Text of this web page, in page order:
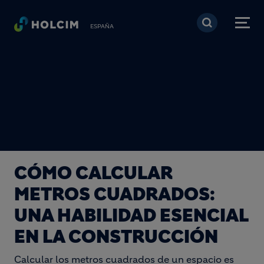
Pasar al contenido
ESPAÑA
CÓMO CALCULAR
METROS CUADRADOS:
UNA HABILIDAD ESENCIAL
EN LA CONSTRUCCIÓN
Calcular los metros cuadrados de un espacio es